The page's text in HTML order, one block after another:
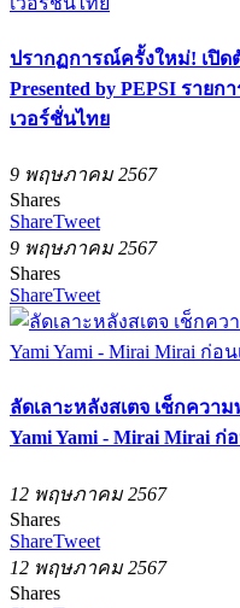
ปรากฏการณ์ครั้งใหม่! เปิด
Presented by PEPSI ราย
เวอร์ชั่นไทย
9 พฤษภาคม 2567
Shares
ShareTweet
9 พฤษภาคม 2567
Shares
ShareTweet
ลัดเลาะหลังสเตจ เช็กควา
Yami Yami - Mirai Mirai ก่
12 พฤษภาคม 2567
Shares
ShareTweet
12 พฤษภาคม 2567
Shares